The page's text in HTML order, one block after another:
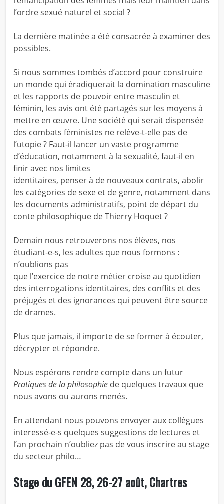
l’ordre sexué naturel et social ?
La dernière matinée a été consacrée à examiner des
possibles.
Si nous sommes tombés d’accord pour construire
un monde qui éradiquerait la domination masculine
et les rapports de pouvoir entre masculin et
féminin, les avis ont été partagés sur les moyens à
mettre en œuvre. Une société qui serait dispensée
des combats féministes ne relève-t-elle pas de
l’utopie ? Faut-il lancer un vaste programme
d’éducation, notamment à la sexualité, faut-il en
finir avec nos limites
identitaires, penser à de nouveaux contrats, abolir
les catégories de sexe et de genre, notamment dans
les documents administratifs, point de départ du
conte philosophique de Thierry Hoquet ?
Demain nous retrouverons nos élèves, nos
étudiant-e-s, les adultes que nous formons :
n’oublions pas
que l’exercice de notre métier croise au quotidien
des interrogations identitaires, des conflits et des
préjugés et des ignorances qui peuvent être source
de drames.
Plus que jamais, il importe de se former à écouter,
décrypter et répondre.
Nous espérons rendre compte dans un futur
Pratiques de la philosophie de quelques travaux que
nous avons ou aurons menés.
En attendant nous pouvons envoyer aux collègues
interessé-e-s quelques suggestions de lectures et
l’an prochain n’oubliez pas de vous inscrire au stage
du secteur philo…
Stage du GFEN 28, 26-27 août, Chartres